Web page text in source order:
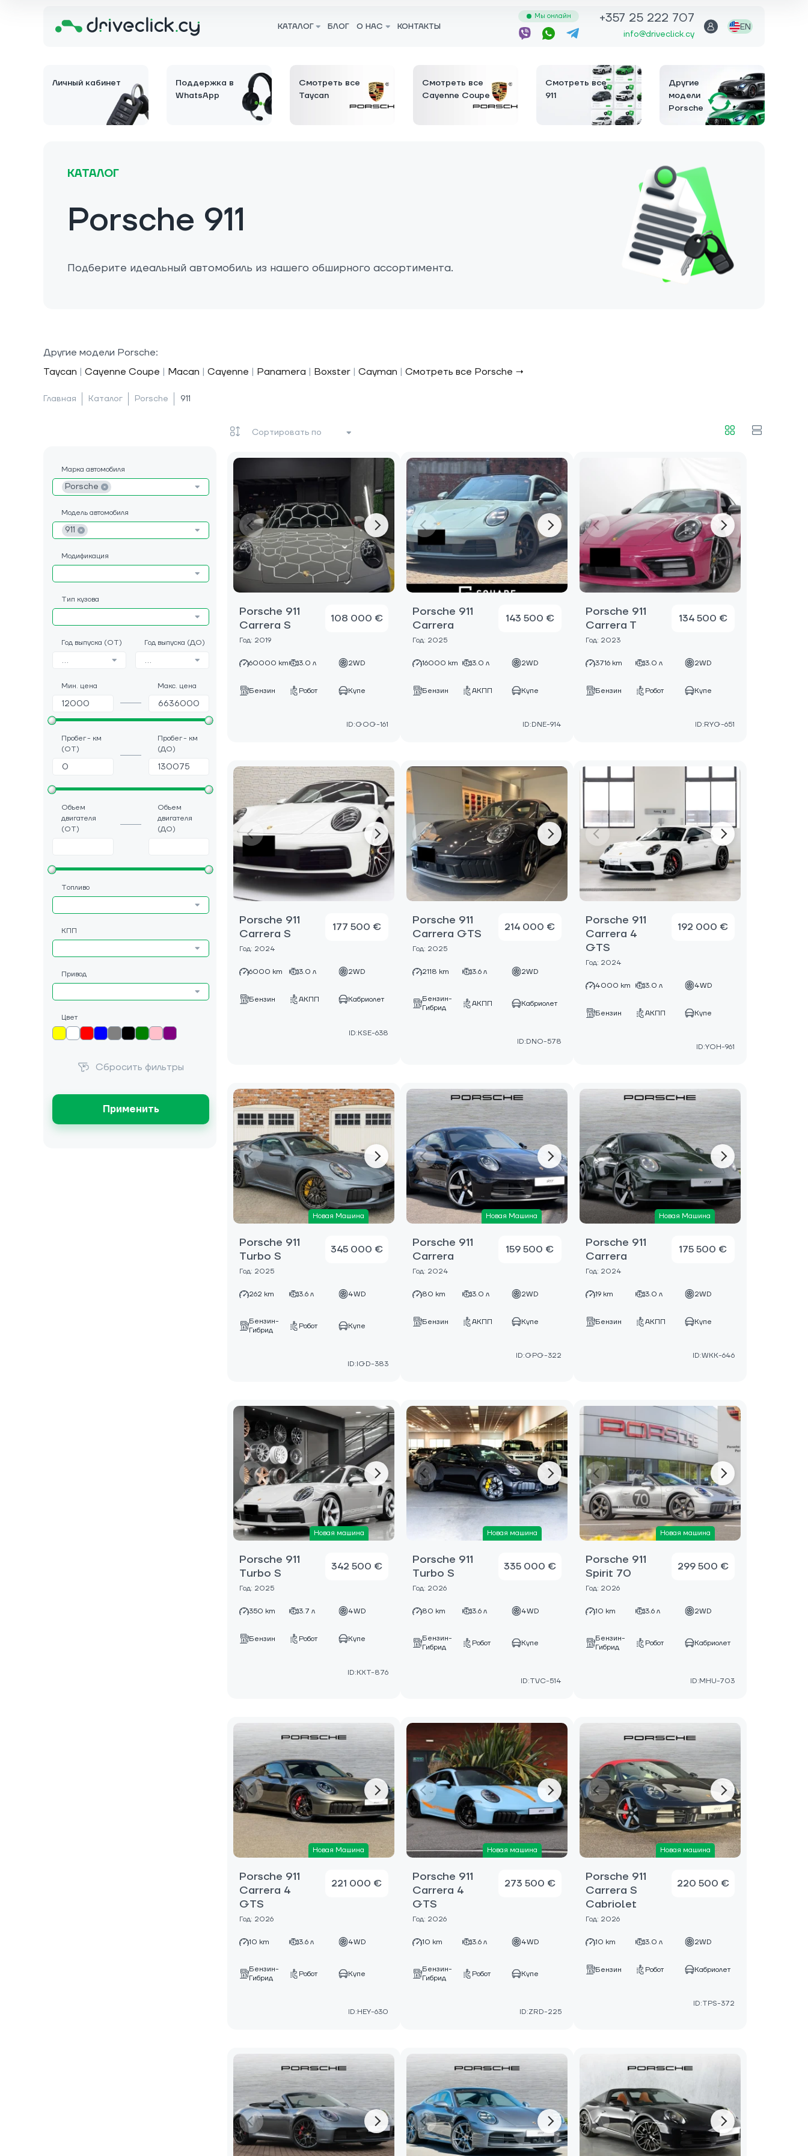
КАТАЛОГ БЛОГ О НАС КОНТАКТЫ
Мы онлайн +357 25 222 707
info@driveclick.cy
EN
Личный кабинет
Поддержка в
WhatsApp
Смотреть все
Taycan
Смотреть все
Cayenne Coupe
Смотреть все
911
Другие
модели
Porsche
КАТАЛОГ
Porsche 911
Подберите идеальный автомобиль из нашего обширного ассортимента.
Другие модели Porsche:
Taycan | Cayenne Coupe | Macan | Cayenne | Panamera | Boxster | Cayman | Смотреть все Porsche →
Главная Каталог Porsche 911
Марка автомобиля
Porsche
Модель автомобиля
911
Модификация
Тип кузова
Год выпуска (ОТ)
...
Год выпуска (ДО)
...
Мин. цена Макс. цена
Пробег - км
(ОТ)
Пробег - км
(ДО)
Объем
двигателя
(ОТ)
Объем
двигателя
(ДО)
Топливо
КПП
Привод
Цвет
Сбросить фильтры
Применить
Porsche 911
Carrera S
Год: 2019
108 000 €
60000 km 3.0 л 2WD
Бензин Робот Купе
ID:GOG-161
Porsche 911
Carrera
Год: 2025
143 500 €
16000 km 3.0 л 2WD
Бензин АКПП Купе
ID:DNE-914
Porsche 911
Carrera T
Год: 2023
134 500 €
3716 km 3.0 л 2WD
Бензин Робот Купе
ID:RYG-651
Porsche 911
Carrera S
Год: 2024
177 500 €
6000 km 3.0 л 2WD
Бензин АКПП Кабриолет
ID:KSE-638
Porsche 911
Carrera GTS
Год: 2025
214 000 €
2118 km 3.6 л 2WD
Бензин-
Гибрид
АКПП Кабриолет
ID:DNO-578
Porsche 911
Carrera 4
GTS
Год: 2024
192 000 €
4000 km 3.0 л 4WD
Бензин АКПП Купе
ID:YOH-961
Новая Машина
Porsche 911
Turbo S
Год: 2025
345 000 €
262 km 3.6 л 4WD
Бензин-
Гибрид
Робот Купе
ID:IGD-383
Новая Машина
Porsche 911
Carrera
Год: 2024
159 500 €
80 km 3.0 л 2WD
Бензин АКПП Купе
ID:GPG-322
Новая Машина
Porsche 911
Carrera
Год: 2024
175 500 €
19 km 3.0 л 2WD
Бензин АКПП Купе
ID:WKK-646
Новая машина
Porsche 911
Turbo S
Год: 2025
342 500 €
350 km 3.7 л 4WD
Бензин Робот Купе
ID:KXT-876
Новая машина
Porsche 911
Turbo S
Год: 2026
335 000 €
80 km 3.6 л 4WD
Бензин-
Гибрид
Робот Купе
ID:TVC-514
Новая машина
Porsche 911
Spirit 70
Год: 2026
299 500 €
10 km 3.6 л 2WD
Бензин-
Гибрид
Робот Кабриолет
ID:MHU-703
Новая Машина
Porsche 911
Carrera 4
GTS
Год: 2026
221 000 €
10 km 3.6 л 4WD
Бензин-
Гибрид
Робот Купе
ID:HEY-630
Новая машина
Porsche 911
Carrera 4
GTS
Год: 2026
273 500 €
10 km 3.6 л 4WD
Бензин-
Гибрид
Робот Купе
ID:ZRD-225
Новая машина
Porsche 911
Carrera S
Cabriolet
Год: 2026
220 500 €
10 km 3.0 л 2WD
Бензин Робот Кабриолет
ID:TPS-372